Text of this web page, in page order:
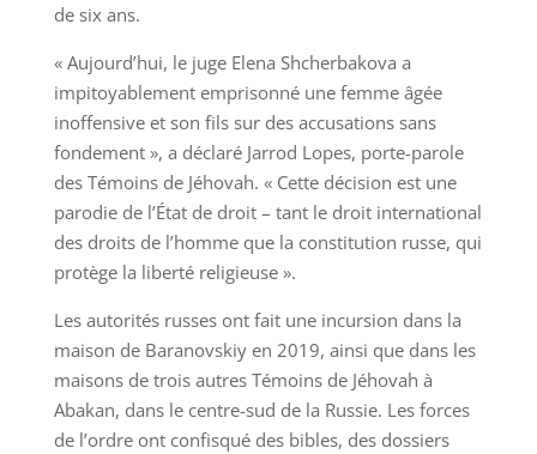
de six ans.
« Aujourd’hui, le juge Elena Shcherbakova a
impitoyablement emprisonné une femme âgée
inoffensive et son fils sur des accusations sans
fondement », a déclaré Jarrod Lopes, porte-parole
des Témoins de Jéhovah. « Cette décision est une
parodie de l’État de droit – tant le droit international
des droits de l’homme que la constitution russe, qui
protège la liberté religieuse ».
Les autorités russes ont fait une incursion dans la
maison de Baranovskiy en 2019, ainsi que dans les
maisons de trois autres Témoins de Jéhovah à
Abakan, dans le centre-sud de la Russie. Les forces
de l’ordre ont confisqué des bibles, des dossiers